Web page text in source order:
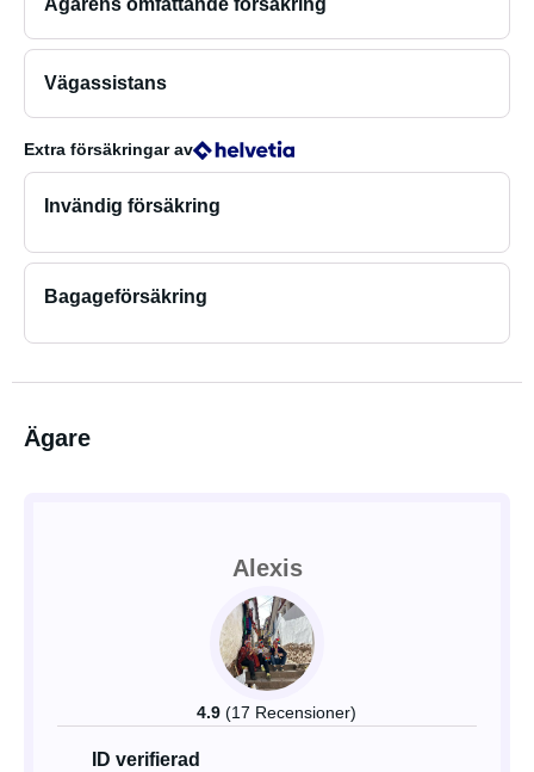
Ägarens omfattande försäkring
Vägassistans
Extra försäkringarav
Invändig försäkring
Bagageförsäkring
Ägare
Alexis
4.9 (17 Recensioner)
ID verifierad